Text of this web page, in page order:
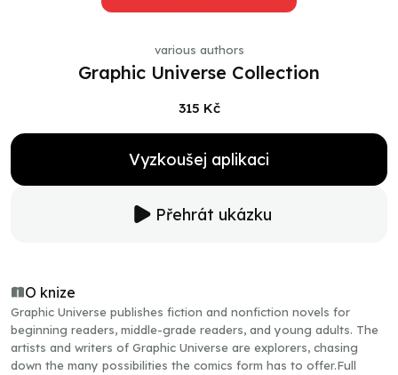
various authors
Graphic Universe Collection
315 Kč
Vyzkoušej aplikaci
Přehrát ukázku
O knize
Graphic Universe publishes fiction and nonfiction novels for
beginning readers, middle-grade readers, and young adults. The
artists and writers of Graphic Universe are explorers, chasing
down the many possibilities the comics form has to offer.Full